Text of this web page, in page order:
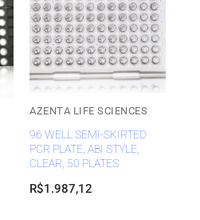
AZENTA LIFE SCIENCES
96 WELL SEMI-SKIRTED
PCR PLATE, ABI STYLE,
CLEAR, 50 PLATES
R$1.987,12